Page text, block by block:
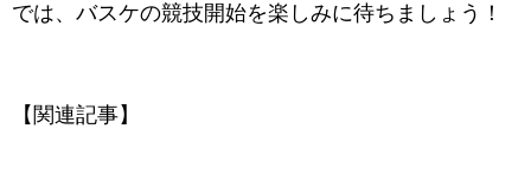
では、 バスケの競技開始を楽しみに待ちましょう！
【関連記事】